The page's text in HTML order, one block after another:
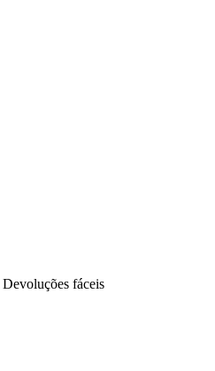
Devoluções fáceis